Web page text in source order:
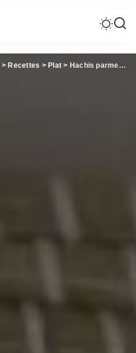
> Recettes > Plat > Hachis parmentier – Fait maison